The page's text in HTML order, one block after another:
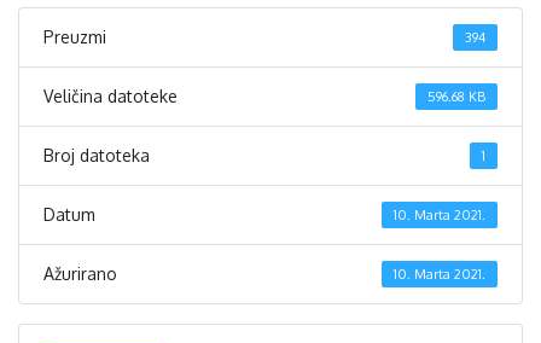
Preuzmi 394
Veličina datoteke 596.68 KB
Broj datoteka 1
Datum 10. Marta 2021.
Ažurirano 10. Marta 2021.